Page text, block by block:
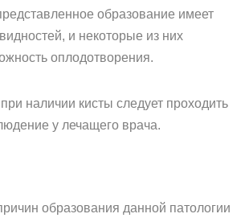
образование имеет
и некоторые из них
оплодотворения.
наличии кисты следует проходить
у лечащего врача.
образования данной патологии